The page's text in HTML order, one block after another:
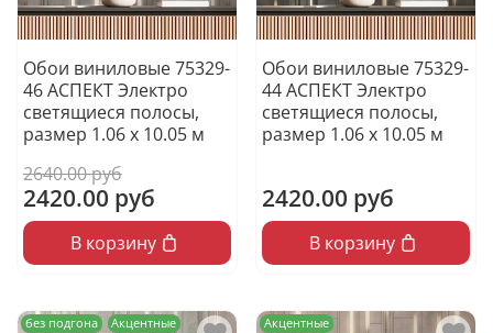
Обои виниловые 75329-
46 АСПЕКТ Электро
светящиеся полосы,
размер 1.06 х 10.05 м
2640.00 руб
2420.00 руб
В корзину
Обои виниловые 75329-
44 АСПЕКТ Электро
светящиеся полосы,
размер 1.06 х 10.05 м
2420.00 руб
В корзину
без подгона Акцентные Акцентные